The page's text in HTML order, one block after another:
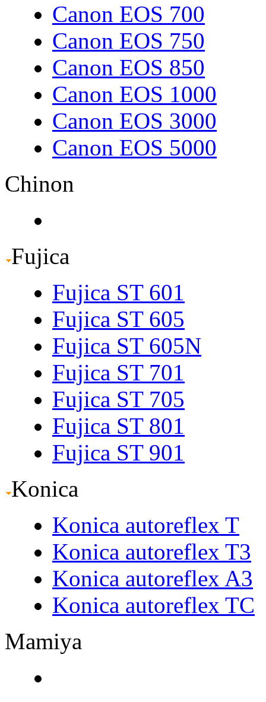
Canon EOS 700
Canon EOS 750
Canon EOS 850
Canon EOS 1000
Canon EOS 3000
Canon EOS 5000
Chinon
Fujica
Fujica ST 601
Fujica ST 605
Fujica ST 605N
Fujica ST 701
Fujica ST 705
Fujica ST 801
Fujica ST 901
Konica
Konica autoreflex T
Konica autoreflex T3
Konica autoreflex A3
Konica autoreflex TC
Mamiya